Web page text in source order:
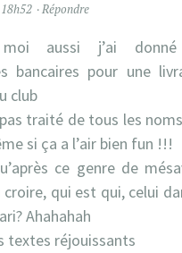
Répondre
moi aussi j’ai
bancaires pour une
club
pas traité de tous les
si ça a l’air bien fun !!!
ce genre de
croire, qui est qui, celui
Ahahahah
textes réjouissants